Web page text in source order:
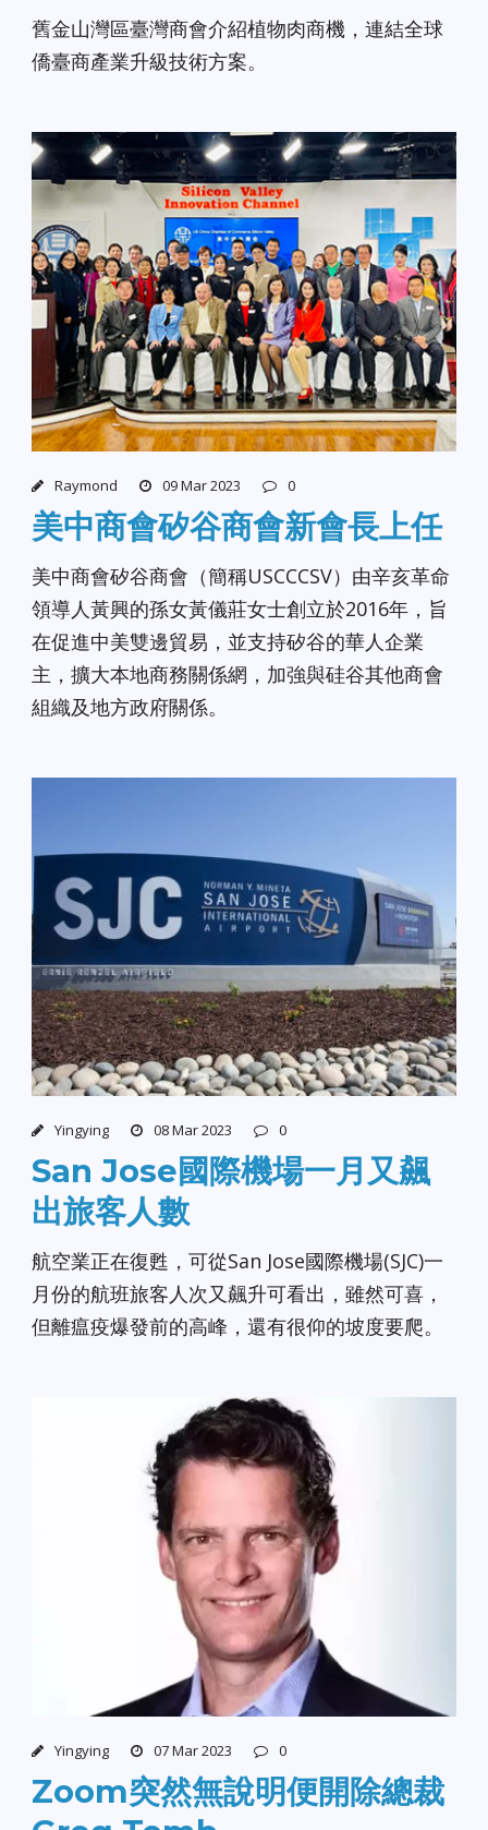
舊金山灣區臺灣商會介紹植物肉商機，連結全球
僑臺商產業升級技術方案。
Raymond 09 Mar 2023 0
美中商會矽谷商會新會長上任
美中商會矽谷商會（簡稱USCCCSV）由辛亥革命
領導人黃興的孫女黃儀莊女士創立於2016年，旨
在促進中美雙邊貿易，並支持矽谷的華人企業
主，擴大本地商務關係網，加強與硅谷其他商會
組織及地方政府關係。
Yingying 08 Mar 2023 0
San Jose國際機場一月又飆
出旅客人數
航空業正在復甦，可從San Jose國際機場(SJC)一
月份的航班旅客人次又飆升可看出，雖然可喜，
但離瘟疫爆發前的高峰，還有很仰的坡度要爬。
Yingying 07 Mar 2023 0
Zoom突然無說明便開除總裁